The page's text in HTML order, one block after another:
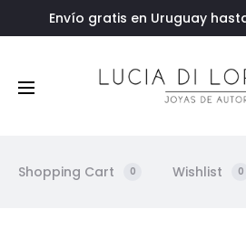
Envío gratis en Uruguay
Shopping Cart 0 Wishlist 0